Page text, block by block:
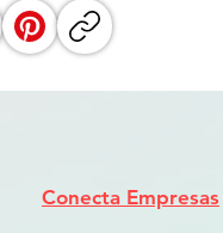
Conecta Empresas